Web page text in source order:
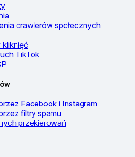
crawlerów społecznych
TikTok
Facebook i Instagram
filtry spamu
przekierowań